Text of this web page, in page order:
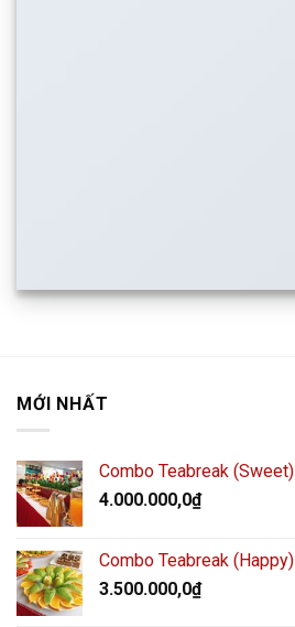
MỚI NHẤT
Combo Teabreak (Sweet)
4.000.000,0₫
Combo Teabreak (Happy)
3.500.000,0₫